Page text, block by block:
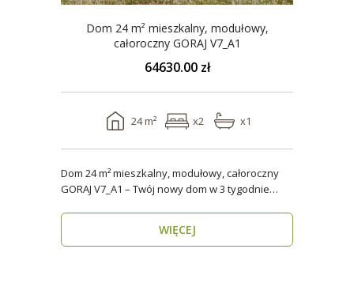
Dom 24 m² mieszkalny, modułowy,
całoroczny GORAJ V7_A1
64630.00 zł
24 m² x2 x1
Dom 24 m² mieszkalny, modułowy, całoroczny
GORAJ V7_A1 – Twój nowy dom w 3 tygodnie
WIĘCEJ